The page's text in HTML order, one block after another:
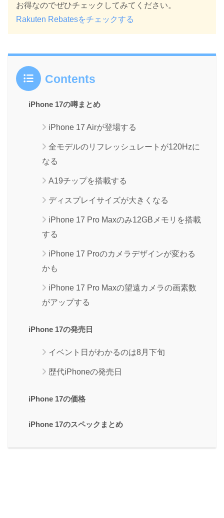
お得なのでぜひチェックしてみてください。
Rakuten Rebatesをチェックする
Contents
iPhone 17の噂まとめ
iPhone 17 Airが登場する
全モデルのリフレッシュレートが120Hzに
なる
A19チップを搭載する
ディスプレイサイズが大きくなる
iPhone 17 Pro Maxのみ12GBメモリを搭載
する
iPhone 17 Proのカメラデザインが変わる
かも
iPhone 17 Pro Maxの望遠カメラの画素数
がアップする
iPhone 17の発売日
イベント日がわかるのは8月下旬
歴代iPhoneの発売日
iPhone 17の価格
iPhone 17のスペックまとめ